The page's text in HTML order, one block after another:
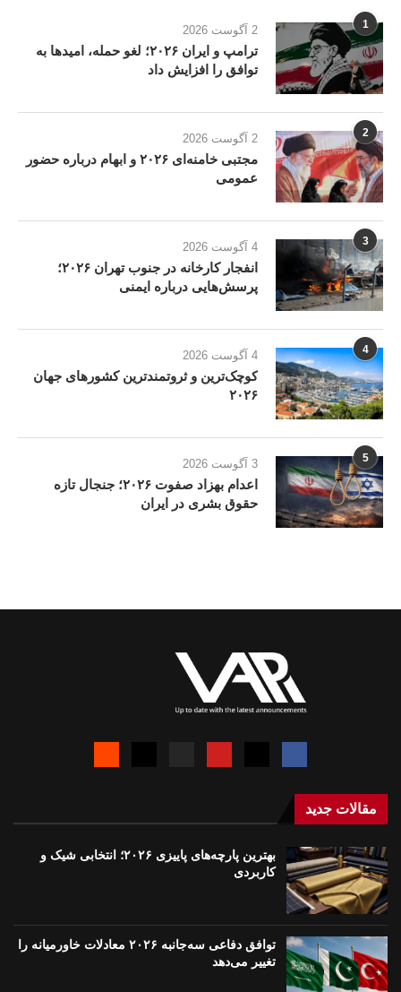
1 2 آگوست 2026
ترامپ و ایران ۲۰۲۶؛ لغو حمله، امیدها به
توافق را افزایش داد
2 2 آگوست 2026
مجتبی خامنه‌ای ۲۰۲۶ و ابهام درباره حضور
عمومی
3 4 آگوست 2026
انفجار کارخانه در جنوب تهران ۲۰۲۶؛
پرسش‌هایی درباره ایمنی
4 4 آگوست 2026
کوچک‌ترین و ثروتمندترین کشورهای جهان
۲۰۲۶
5 3 آگوست 2026
اعدام بهزاد صفوت ۲۰۲۶؛ جنجال تازه
حقوق بشری در ایران
مقالات جدید
بهترین پارچه‌های پاییزی ۲۰۲۶؛ انتخابی شیک و
کاربردی
توافق دفاعی سه‌جانبه ۲۰۲۶ معادلات خاورمیانه را
تغییر می‌دهد